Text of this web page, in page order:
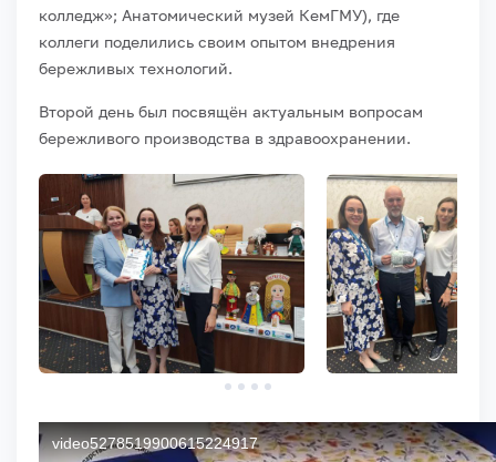
колледж»; Анатомический музей КемГМУ), где
коллеги поделились своим опытом внедрения
бережливых технологий.
Второй день был посвящён актуальным вопросам
бережливого производства в здравоохранении.